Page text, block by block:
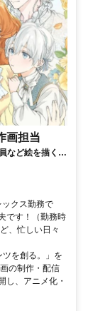
画担当
など絵を描くこ
クス勤務で
です！（勤務時
、忙しい日々
を創る。」を
の制作・配信
し、アニメ化・